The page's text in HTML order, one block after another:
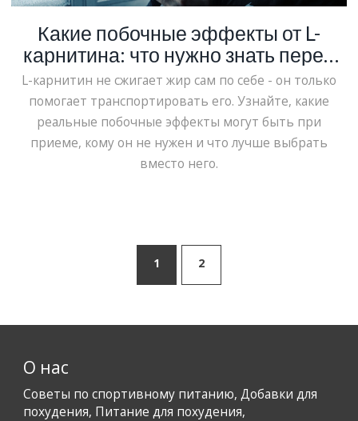
Какие побочные эффекты от L-
карнитина: что нужно знать перед
приемом
L-карнитин не сжигает жир сам по себе - он только
помогает транспортировать его. Узнайте, какие
реальные побочные эффекты могут быть при
приеме, кому он не нужен и что лучше выбрать
вместо него.
1 2
О нас
Советы по спортивному питанию, Добавки для
похудения, Питание для похудения,